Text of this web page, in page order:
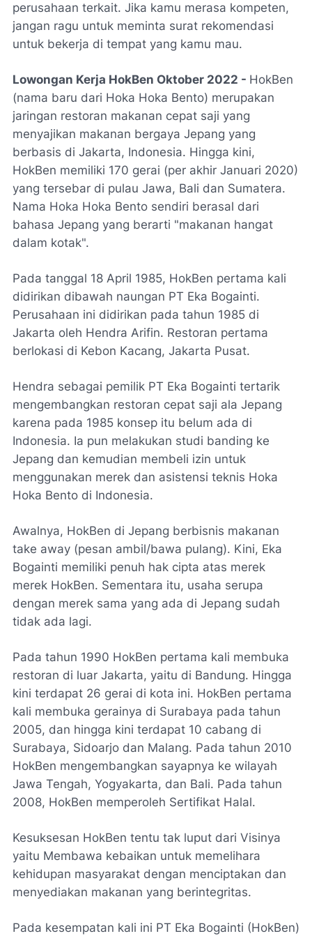
perusahaan terkait. Jika kamu merasa kompeten,
jangan ragu untuk meminta surat rekomendasi
untuk bekerja di tempat yang kamu mau.
Lowongan Kerja HokBen Oktober 2022 - HokBen
(nama baru dari Hoka Hoka Bento) merupakan
jaringan restoran makanan cepat saji yang
menyajikan makanan bergaya Jepang yang
berbasis di Jakarta, Indonesia. Hingga kini,
HokBen memiliki 170 gerai (per akhir Januari 2020)
yang tersebar di pulau Jawa, Bali dan Sumatera.
Nama Hoka Hoka Bento sendiri berasal dari
bahasa Jepang yang berarti "makanan hangat
dalam kotak".
Pada tanggal 18 April 1985, HokBen pertama kali
didirikan dibawah naungan PT Eka Bogainti.
Perusahaan ini didirikan pada tahun 1985 di
Jakarta oleh Hendra Arifin. Restoran pertama
berlokasi di Kebon Kacang, Jakarta Pusat.
Hendra sebagai pemilik PT Eka Bogainti tertarik
mengembangkan restoran cepat saji ala Jepang
karena pada 1985 konsep itu belum ada di
Indonesia. Ia pun melakukan studi banding ke
Jepang dan kemudian membeli izin untuk
menggunakan merek dan asistensi teknis Hoka
Hoka Bento di Indonesia.
Awalnya, HokBen di Jepang berbisnis makanan
take away (pesan ambil/bawa pulang). Kini, Eka
Bogainti memiliki penuh hak cipta atas merek
merek HokBen. Sementara itu, usaha serupa
dengan merek sama yang ada di Jepang sudah
tidak ada lagi.
Pada tahun 1990 HokBen pertama kali membuka
restoran di luar Jakarta, yaitu di Bandung. Hingga
kini terdapat 26 gerai di kota ini. HokBen pertama
kali membuka gerainya di Surabaya pada tahun
2005, dan hingga kini terdapat 10 cabang di
Surabaya, Sidoarjo dan Malang. Pada tahun 2010
HokBen mengembangkan sayapnya ke wilayah
Jawa Tengah, Yogyakarta, dan Bali. Pada tahun
2008, HokBen memperoleh Sertifikat Halal.
Kesuksesan HokBen tentu tak luput dari Visinya
yaitu Membawa kebaikan untuk memelihara
kehidupan masyarakat dengan menciptakan dan
menyediakan makanan yang berintegritas.
Pada kesempatan kali ini PT Eka Bogainti (HokBen)